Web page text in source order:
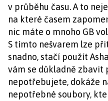
v průběhu času. A to
na které časem
nic máte o mnoho GB
S tímto nešvarem lze
snadno, stačí použít
vám se důkladně zbavit
nepotřebujete, dokáže
nepotřebné soubory,